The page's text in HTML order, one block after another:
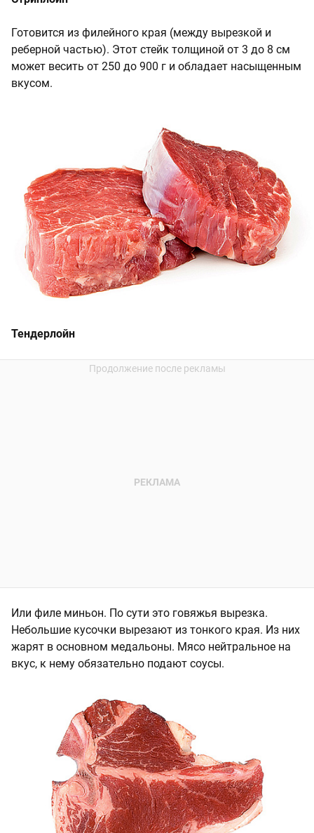
Готовится из филейного края (между вырезкой и
реберной частью). Этот стейк толщиной от 3 до 8 см
может весить от 250 до 900 г и обладает насыщенным
вкусом.
Тендерлойн
Или филе миньон. По сути это говяжья вырезка.
Небольшие кусочки вырезают из тонкого края. Из них
жарят в основном медальоны. Мясо нейтральное на
вкус, к нему обязательно подают соусы.